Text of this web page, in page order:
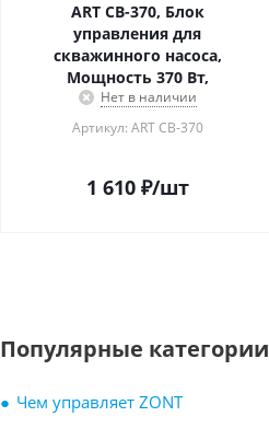
ART CB-370, Блок
управления для
скважинного насоса,
Мощность 370 Вт,
Нет в наличии
Артикул: ART CB-370
1 610₽/шт
Популярные категории
Чем управляет ZONT